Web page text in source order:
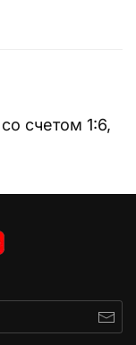
счетом 1:6,